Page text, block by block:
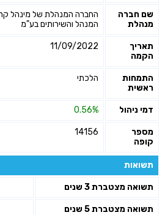
שם חברה
מנהלת
החברה המנהלת של מינהל
המנהל והשירותים בע"מ
תאריך
הקמה
11/09/2022
התמחות
ראשית
הלכתי
דמי ניהול 0.56%
מספר
קופה
14156
תשואות
תשואה מצטברת 3 שנים
תשואה מצטברת 5 שנים